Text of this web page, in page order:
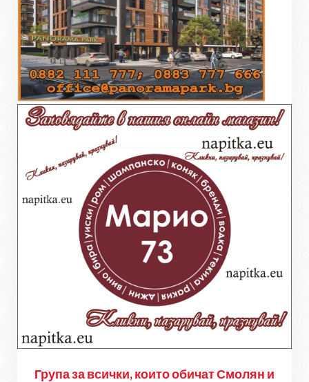
Група за всички, които обичат Смолян и